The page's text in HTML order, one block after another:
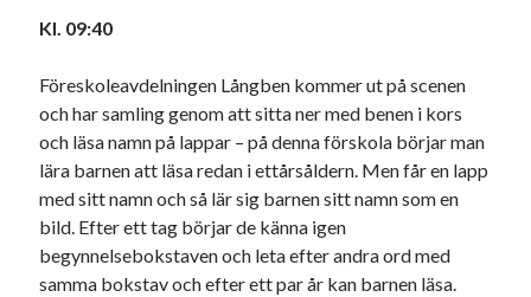
Flöde för kommentarer
Kl. 09:40
Föreskoleavdelningen Långben kommer ut på scenen
och har samling genom att sitta ner med benen i kors
och läsa namn på lappar – på denna förskola börjar man
lära barnen att läsa redan i ettårsåldern. Men får en lapp
med sitt namn och så lär sig barnen sitt namn som en
bild. Efter ett tag börjar de känna igen
begynnelsebokstaven och leta efter andra ord med
samma bokstav och efter ett par år kan barnen läsa.